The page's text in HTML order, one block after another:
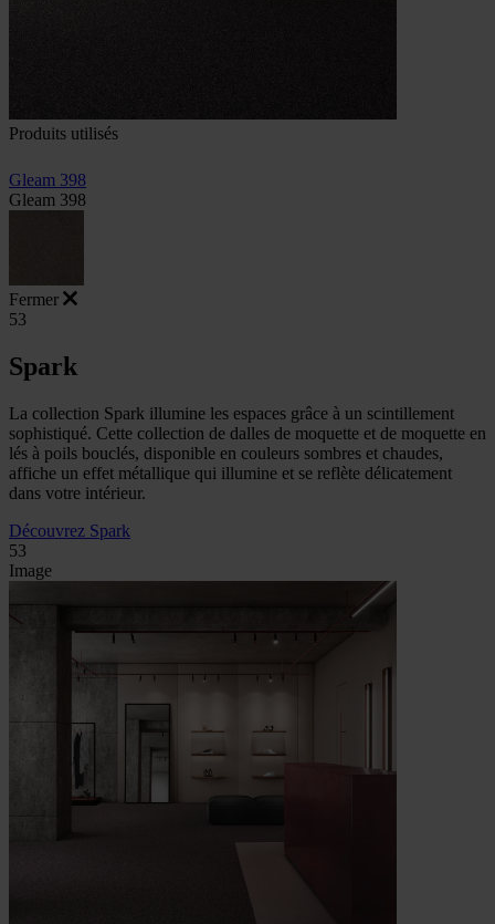
Produits utilisés
Gleam 398
Gleam 398
Fermer
53
Spark
La collection Spark illumine les espaces grâce à un scintillement
sophistiqué. Cette collection de dalles de moquette et de moquette en
lés à poils bouclés, disponible en couleurs sombres et chaudes,
affiche un effet métallique qui illumine et se reflète délicatement
dans votre intérieur.
Découvrez Spark
53
Image